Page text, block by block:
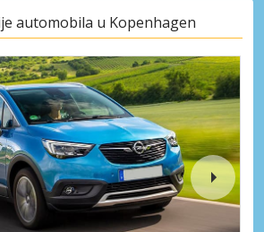
automobila u Kopenhagen